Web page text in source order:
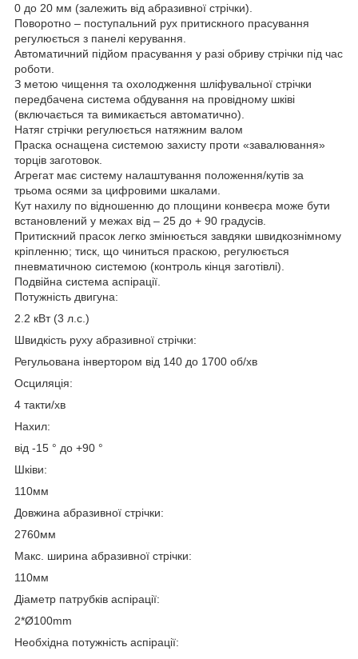
0 до 20 мм (залежить від абразивної стрічки).
Поворотно – поступальний рух притискного прасування
регулюється з панелі керування.
Автоматичний підйом прасування у разі обриву стрічки під час
роботи.
З метою чищення та охолодження шліфувальної стрічки
передбачена система обдування на провідному шківі
(включається та вимикається автоматично).
Натяг стрічки регулюється натяжним валом
Праска оснащена системою захисту проти «завалювання»
торців заготовок.
Агрегат має систему налаштування положення/кутів за
трьома осями за цифровими шкалами.
Кут нахилу по відношенню до площини конвеєра може бути
встановлений у межах від – 25 до + 90 градусів.
Притискний прасок легко змінюється завдяки швидкознімному
кріпленню; тиск, що чиниться праскою, регулюється
пневматичною системою (контроль кінця заготівлі).
Подвійна система аспірації.
Потужність двигуна:
2.2 кВт (3 л.с.)
Швидкість руху абразивної стрічки:
Регульована інвертором від 140 до 1700 об/хв
Осциляція:
4 такти/хв
Нахил:
від -15 ° до +90 °
Шківи:
110мм
Довжина абразивної стрічки:
2760мм
Макс. ширина абразивної стрічки:
110мм
Діаметр патрубків аспірації:
2*Ø100mm
Необхідна потужність аспірації: